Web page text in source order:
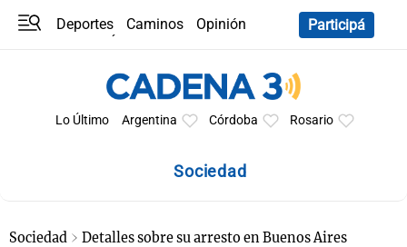
Deportes Caminos
Opinión
Participá
Lo Último Argentina Córdoba Rosario
Sociedad
Sociedad Detalles sobre su arresto en Buenos Aires